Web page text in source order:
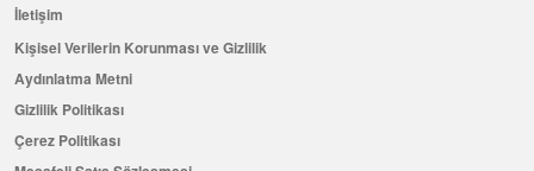
İletişim
Kişisel Verilerin Korunması ve Gizlilik
Aydınlatma Metni
Gizlilik Politikası
Çerez Politikası